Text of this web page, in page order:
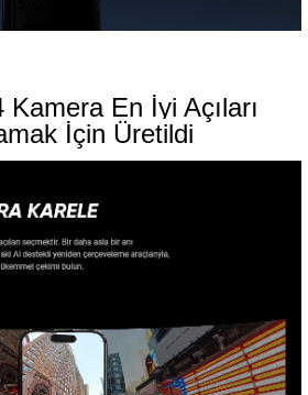
En İyi Açıları
İçin Üretildi